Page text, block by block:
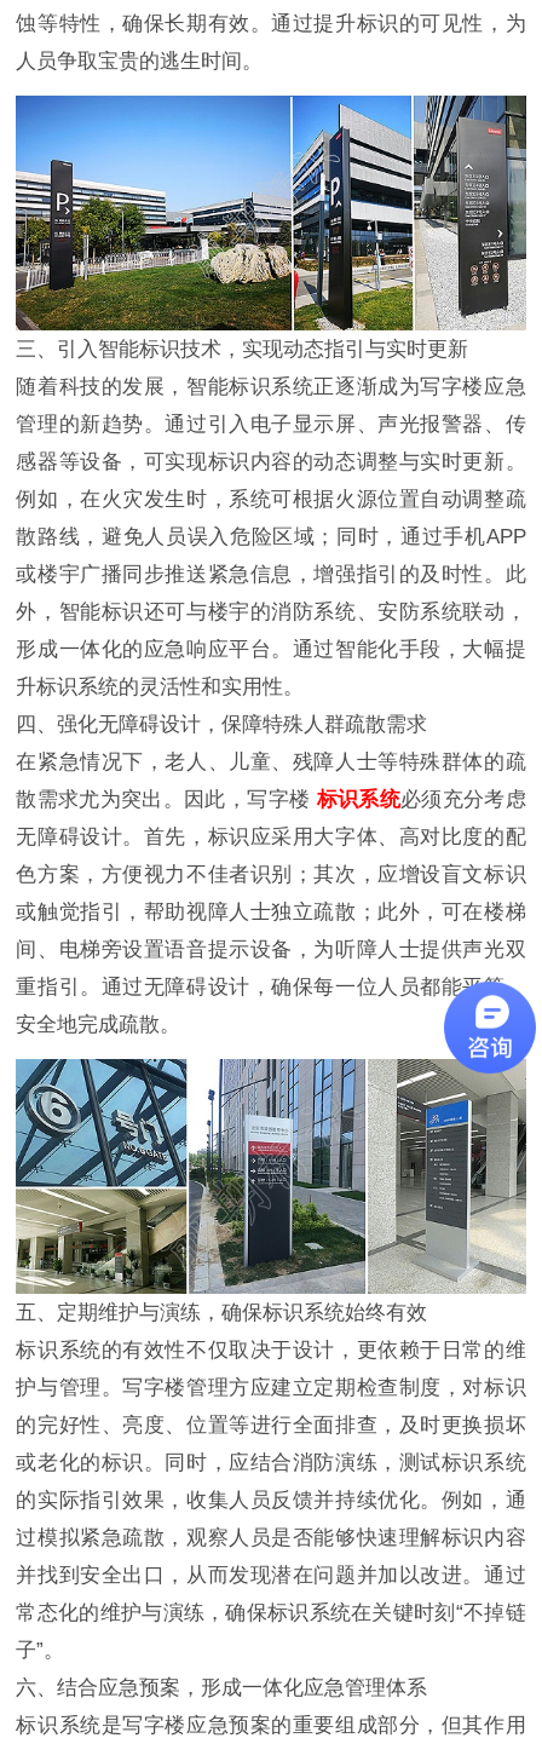
蚀等特性，确保长期有效。通过提升标识的可见性，为
人员争取宝贵的逃生时间。
三、引入智能标识技术，实现动态指引与实时更新
随着科技的发展，智能标识系统正逐渐成为写字楼应急
管理的新趋势。通过引入电子显示屏、声光报警器、传
感器等设备，可实现标识内容的动态调整与实时更新。
例如，在火灾发生时，系统可根据火源位置自动调整疏
散路线，避免人员误入危险区域；同时，通过手机APP
或楼宇广播同步推送紧急信息，增强指引的及时性。此
外，智能标识还可与楼宇的消防系统、安防系统联动，
形成一体化的应急响应平台。通过智能化手段，大幅提
升标识系统的灵活性和实用性。
四、强化无障碍设计，保障特殊人群疏散需求
在紧急情况下，老人、儿童、残障人士等特殊群体的疏
散需求尤为突出。因此，写字楼标识系统必须充分考虑
无障碍设计。首先，标识应采用大字体、高对比度的配
色方案，方便视力不佳者识别；其次，应增设盲文标识
或触觉指引，帮助视障人士独立疏散；此外，可在楼梯
间、电梯旁设置语音提示设备，为听障人士提供声光双
重指引。通过无障碍设计，确保每一位人员都能平等、
安全地完成疏散。
五、定期维护与演练，确保标识系统始终有效
标识系统的有效性不仅取决于设计，更依赖于日常的维
护与管理。写字楼管理方应建立定期检查制度，对标识
的完好性、亮度、位置等进行全面排查，及时更换损坏
或老化的标识。同时，应结合消防演练，测试标识系统
的实际指引效果，收集人员反馈并持续优化。例如，通
过模拟紧急疏散，观察人员是否能够快速理解标识内容
并找到安全出口，从而发现潜在问题并加以改进。通过
常态化的维护与演练，确保标识系统在关键时刻“不掉链
子”。
六、结合应急预案，形成一体化应急管理体系
标识系统是写字楼应急预案的重要组成部分，但其作用